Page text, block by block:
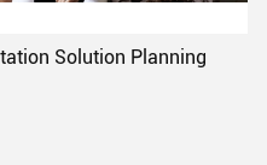
Solution Planning